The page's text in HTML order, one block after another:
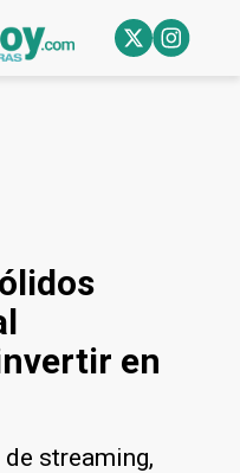
en
streaming,